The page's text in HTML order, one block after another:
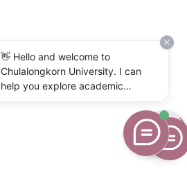
👋 Hello and welcome to
Chulalongkorn University. I can
help you explore academic